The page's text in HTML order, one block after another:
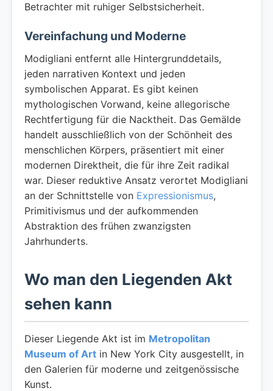
Betrachter mit ruhiger Selbstsicherheit.
Vereinfachung und Moderne
Modigliani entfernt alle Hintergrunddetails,
jeden narrativen Kontext und jeden
symbolischen Apparat. Es gibt keinen
mythologischen Vorwand, keine allegorische
Rechtfertigung für die Nacktheit. Das Gemälde
handelt ausschließlich von der Schönheit des
menschlichen Körpers, präsentiert mit einer
modernen Direktheit, die für ihre Zeit radikal
war. Dieser reduktive Ansatz verortet Modigliani
an der Schnittstelle von Expressionismus,
Primitivismus und der aufkommenden
Abstraktion des frühen zwanzigsten
Jahrhunderts.
Wo man den Liegenden Akt
sehen kann
Dieser Liegende Akt ist im Metropolitan
Museum of Art in New York City ausgestellt, in
den Galerien für moderne und zeitgenössische
Kunst.